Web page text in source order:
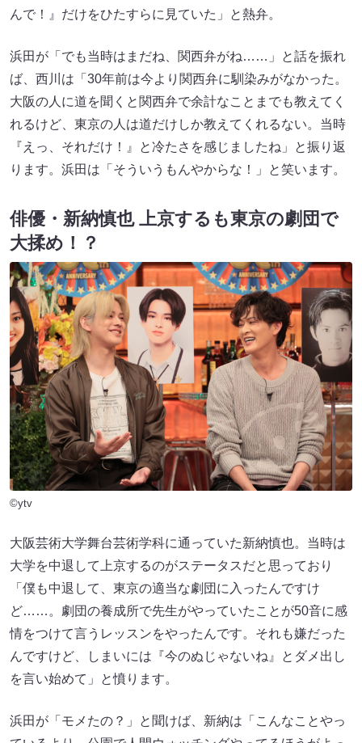
んで！』だけをひたすらに見ていた」と熱弁。
浜田が「でも当時はまだね、関西弁がね……」と話を振れ
ば、西川は「30年前は今より関西弁に馴染みがなかった。
大阪の人に道を聞くと関西弁で余計なことまでも教えてく
れるけど、東京の人は道だけしか教えてくれるない。当時
『えっ、それだけ！』と冷たさを感じましたね」と振り返
ります。浜田は「そういうもんやからな！」と笑います。
俳優・新納慎也 上京するも東京の劇団で
大揉め！？
©ytv
大阪芸術大学舞台芸術学科に通っていた新納慎也。当時は
大学を中退して上京するのがステータスだと思っており
「僕も中退して、東京の適当な劇団に入ったんですけ
ど……。劇団の養成所で先生がやっていたことが50音に感
情をつけて言うレッスンをやったんです。それも嫌だった
んですけど、しまいには『今のぬじゃないね』とダメ出し
を言い始めて」と憤ります。
浜田が「モメたの？」と聞けば、新納は「こんなことやっ